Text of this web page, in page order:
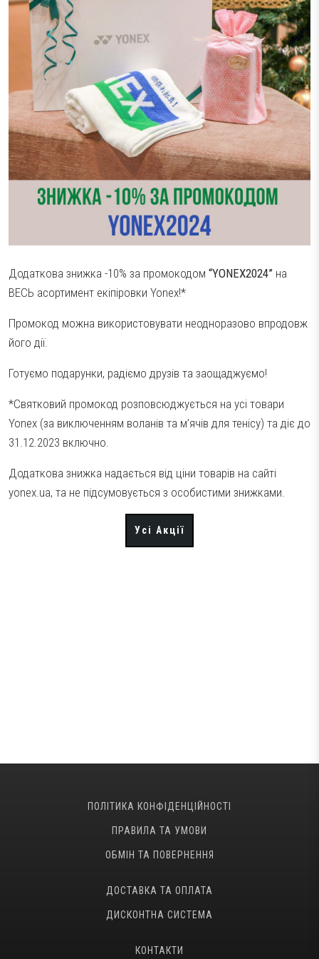
Аксесуари
Тестові ракетки
Гравці Yonex
Волани
Намотки
Гравці Yonex
Додаткова знижка -10% за промокодом “YONEX2024” на
ВЕСЬ асортимент екіпіровки Yonex!*
Промокод можна використовувати неодноразово впродовж
його дії.
Готуємо подарунки, радіємо друзів та заощаджуємо!
*Святковий промокод розповсюджується на усі товари
Yonex (за виключенням воланів та м’ячів для тенісу) та діє до
31.12.2023 включно.
Додаткова знижка надається від ціни товарів на сайті
yonex.ua, та не підсумовується з особистими знижками.
Усі Акції
ПОЛІТИКА КОНФІДЕНЦІЙНОСТІ
ПРАВИЛА ТА УМОВИ
ОБМІН ТА ПОВЕРНЕННЯ
ДОСТАВКА ТА ОПЛАТА
ДИСКОНТНА СИСТЕМА
КОНТАКТИ